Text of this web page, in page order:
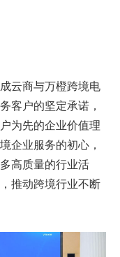
云商与万橙跨境电
客户的坚定承诺，
为先的企业价值理
企业服务的初心，
高质量的行业活
推动跨境行业不断